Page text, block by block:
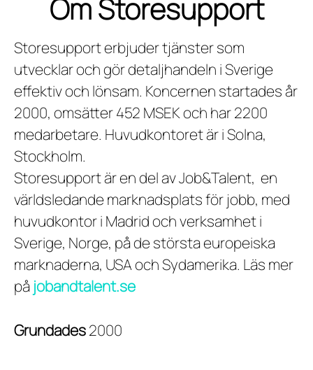
Om Storesupport
Storesupport erbjuder tjänster som
utvecklar och gör detaljhandeln i Sverige
effektiv och lönsam. Koncernen startades år
2000, omsätter 452 MSEK och har 2200
medarbetare. Huvudkontoret är i Solna,
Stockholm.
Storesupport är en del av Job&Talent, en
världsledande marknadsplats för jobb, med
huvudkontor i Madrid och verksamhet i
Sverige, Norge, på de största europeiska
marknaderna, USA och Sydamerika. Läs mer
på jobandtalent.se
Grundades2000